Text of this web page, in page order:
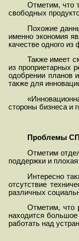
Отметим, что
свободных
Похожие
именно экономия
качестве одного
Также имеет
из проприетарных
одобрении планов
также для
стороны бизнеса и
Проблемы
Отметим
поддержки и
Интересно
отсутствие
различных
Отметим, что
находится
работать над